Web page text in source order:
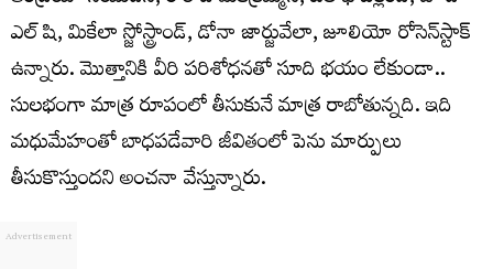
ఎల్‌ షి, మికేలా స్జోస్ట్రాండ్‌, డోనా జార్జువేలా, జూలియో రోసెన్‌స్టాక్
ఉన్నారు. మొత్తానికి వీరి పరిశోధనతో సూది భయం లేకుండా..
సులభంగా మాత్ర రూపంలో తీసుకునే మాత్ర రాబోతున్నది. ఇది
మధుమేహంతో బాధపడేవారి జీవితంలో పెను మార్పులు
తీసుకొస్తుందని అంచనా వేస్తున్నారు.